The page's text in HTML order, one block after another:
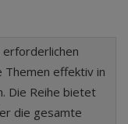
erforderlichen
Themen effektiv in
Die Reihe bietet
die gesamte